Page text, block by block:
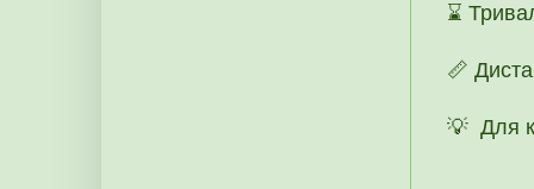
⌛
📏
💡 Для